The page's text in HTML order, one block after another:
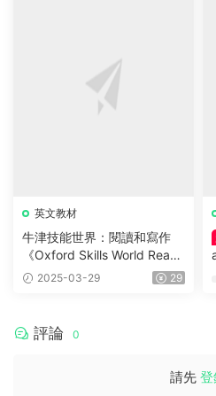
英文教材
牛津技能世界：閱讀和寫作
《Oxford Skills World Readi
ng With Writing 》G1-G6全
2025-03-29 29
評論 0
請先